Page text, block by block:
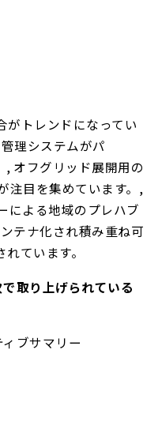
がトレンドになってい
理システムがパ
, オフグリッド展開用の
注目を集めています。,
による地域のプレハブ
テナ化され積み重ね可
ています。
取り上げられている
ブサマリー